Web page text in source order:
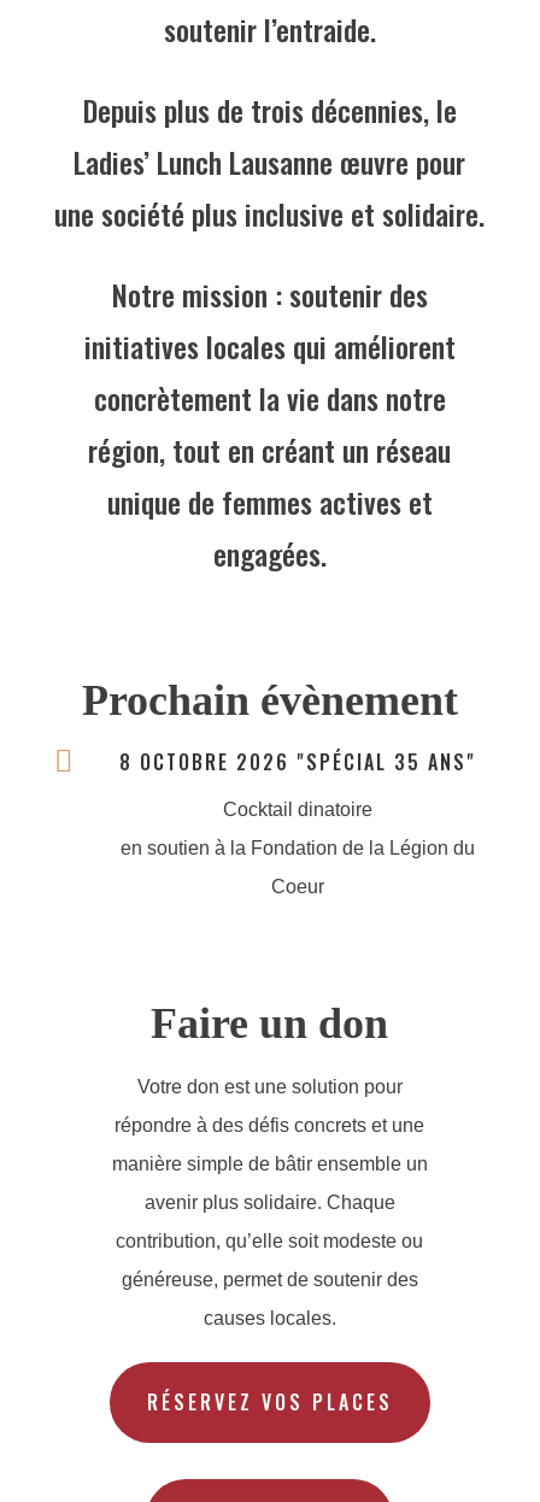
soutenir l’entraide.
Depuis plus de trois décennies, le
Ladies’ Lunch Lausanne œuvre pour
une société plus inclusive et solidaire.
Notre mission : soutenir des
initiatives locales qui améliorent
concrètement la vie dans notre
région, tout en créant un réseau
unique de femmes actives et
engagées.
Prochain évènement
 8 OCTOBRE 2026 "SPÉCIAL 35 ANS"
Cocktail dinatoire
en soutien à la Fondation de la Légion du
Coeur
Faire un don
Votre don est une solution pour
répondre à des défis concrets et une
manière simple de bâtir ensemble un
avenir plus solidaire. Chaque
contribution, qu’elle soit modeste ou
généreuse, permet de soutenir des
causes locales.
RÉSERVEZ VOS PLACES